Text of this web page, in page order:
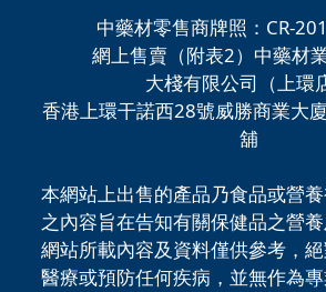
中藥材零售商牌照：CR-
網上售賣（附表2）中藥材
大棧有限公司（上環
香港上環干諾西28號威勝商業大
舖
本網站上出售的產品乃食品或營
之內容旨在告知有關保健品之營
網站所載內容及資料僅供參考，絕
醫療或預防任何疾病，並無作為專